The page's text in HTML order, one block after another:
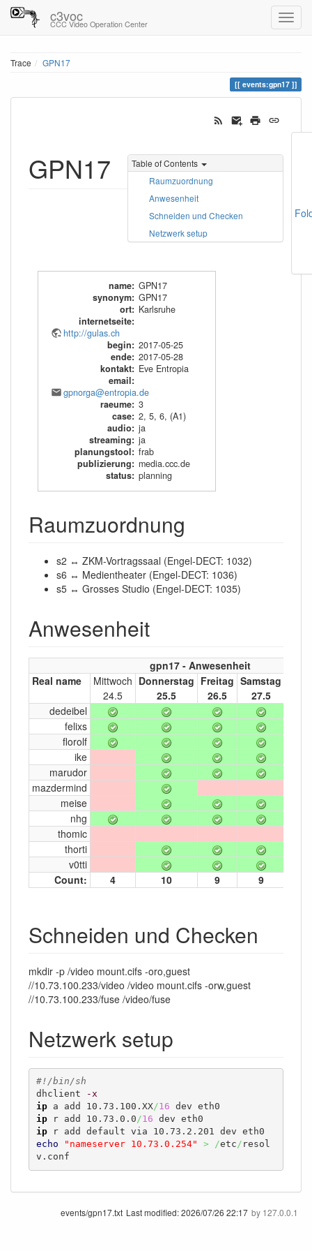
c3voc
CCC Video Operation Center
Trace GPN17
events:gpn17
Table of Contents
Raumzuordnung
Anwesenheit
Schneiden und Checken
Netzwerk setup
GPN17
name: GPN17
synonym: GPN17
ort: Karlsruhe
internetseite:
http://gulas.ch
begin: 2017-05-25
ende: 2017-05-28
kontakt: Eve Entropia
email:
gpnorga@entropia.de
raeume: 3
case: 2,5,6, (A1)
audio: ja
streaming: ja
planungstool: frab
publizierung: media.ccc.de
status: planning
Raumzuordnung
s2 ↔ ZKM-Vortragssaal (Engel-DECT: 1032)
s6 ↔ Medientheater (Engel-DECT: 1036)
s5 ↔ Grosses Studio (Engel-DECT: 1035)
Anwesenheit
gpn17 - Anwesenheit
Real name
Mittwoch
24.5
Donnerstag
25.5
Freitag
26.5
Samstag
27.5
dedeibel
felixs
florolf
ike
marudor
mazdermind
meise
nhg
thomic
thorti
v0tti
Count:
4 10 9 9
Schneiden und Checken
mkdir -p /video mount.cifs -oro,guest
//10.73.100.233/video /video mount.cifs -orw,guest
//10.73.100.233/fuse /video/fuse
Netzwerk setup
#!/bin/sh
dhclient
-x
ip a add 10.73.100.XX/16
ip r add 10.73.0.0/16
ip
echo
"nameserver 10.73.0.254" > /etc/ resol
v.conf
events/gpn17.txt Last modified:2026/07/26 22:17 by 127.0.0.1